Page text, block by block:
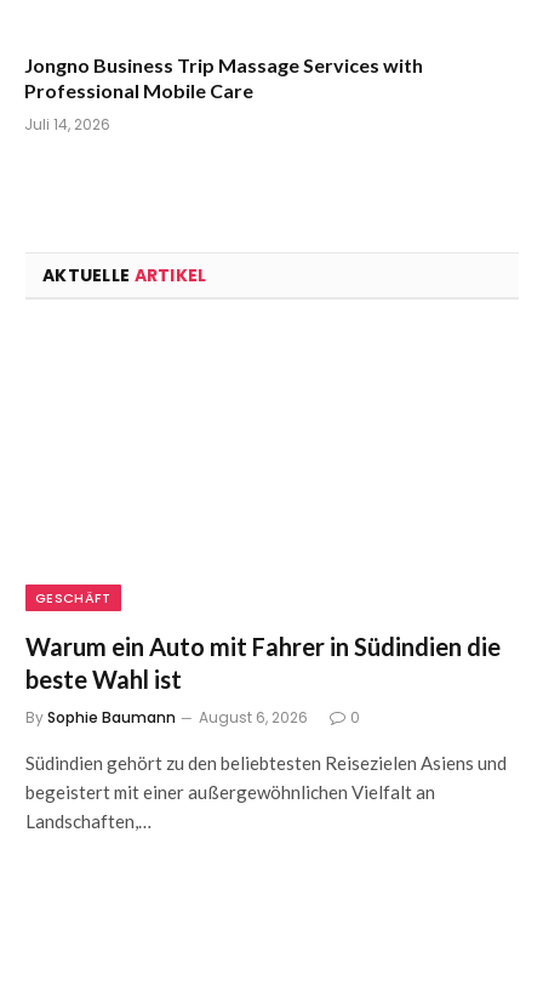
Jongno Business Trip Massage Services with
Professional Mobile Care
Juli 14, 2026
AKTUELLE ARTIKEL
GESCHÄFT
Warum ein Auto mit Fahrer in Südindien die
beste Wahl ist
BySophie Baumann August 6, 2026 0
Südindien gehört zu den beliebtesten Reisezielen Asiens und
begeistert mit einer außergewöhnlichen Vielfalt an
Landschaften,…